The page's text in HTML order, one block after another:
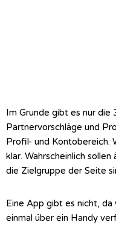
Im Grunde gibt es nur die
Partnervorschläge und
Profil- und Kontobereich.
klar. Wahrscheinlich
die Zielgruppe der Seite
Eine App gibt es nicht,
einmal über ein Handy